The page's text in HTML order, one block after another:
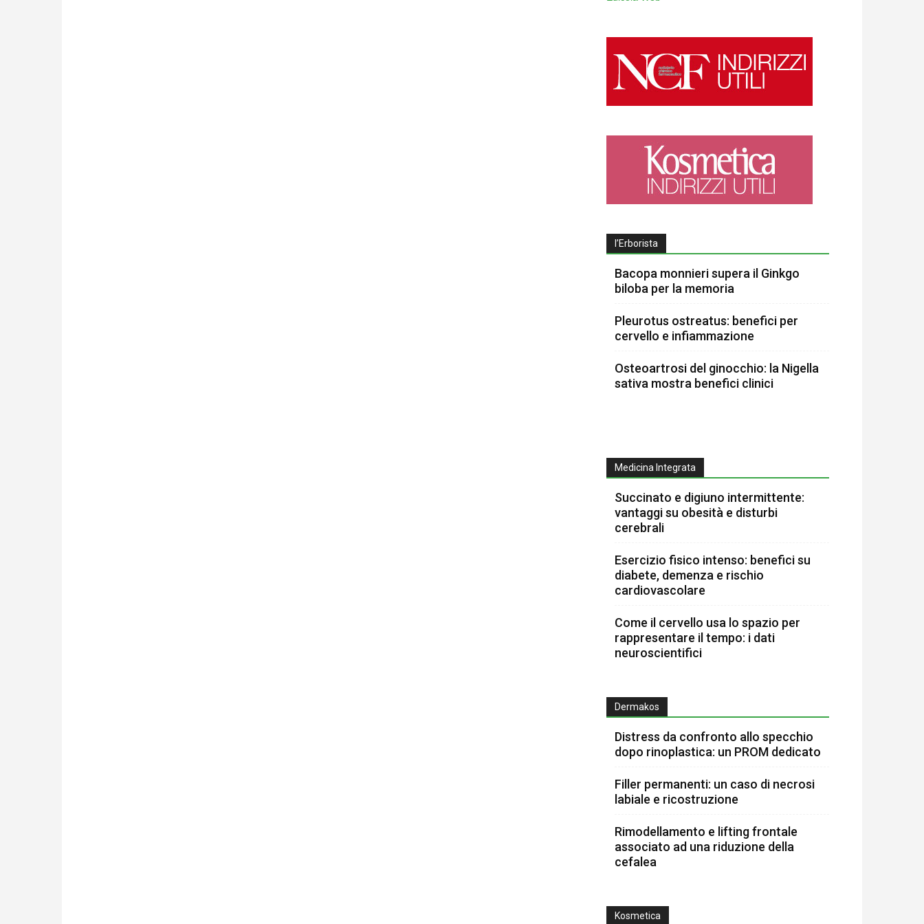
l’Erborista
Bacopa monnieri supera il Ginkgo
biloba per la memoria
Pleurotus ostreatus: benefici per
cervello e infiammazione
Osteoartrosi del ginocchio: la Nigella
sativa mostra benefici clinici
Medicina Integrata
Succinato e digiuno intermittente:
vantaggi su obesità e disturbi
cerebrali
Esercizio fisico intenso: benefici su
diabete, demenza e rischio
cardiovascolare
Come il cervello usa lo spazio per
rappresentare il tempo: i dati
neuroscientifici
Dermakos
Distress da confronto allo specchio
dopo rinoplastica: un PROM dedicato
Filler permanenti: un caso di necrosi
labiale e ricostruzione
Rimodellamento e lifting frontale
associato ad una riduzione della
cefalea
Kosmetica